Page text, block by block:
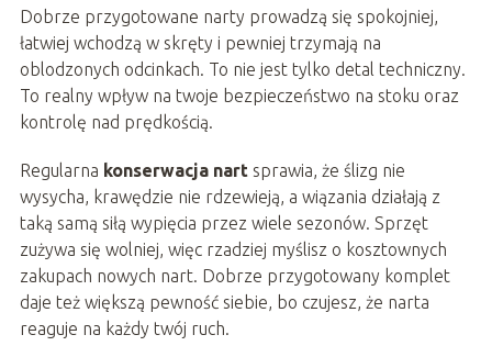
Dobrze przygotowane narty prowadzą się spokojniej,
łatwiej wchodzą w skręty i pewniej trzymają na
oblodzonych odcinkach. To nie jest tylko detal techniczny.
To realny wpływ na twoje bezpieczeństwo na stoku oraz
kontrolę nad prędkością.
Regularna konserwacja nartsprawia, że ślizg nie
wysycha, krawędzie nie rdzewieją, a wiązania działają z
taką samą siłą wypięcia przez wiele sezonów. Sprzęt
zużywa się wolniej, więc rzadziej myślisz o kosztownych
zakupach nowych nart. Dobrze przygotowany komplet
daje też większą pewność siebie, bo czujesz, że narta
reaguje na każdy twój ruch.